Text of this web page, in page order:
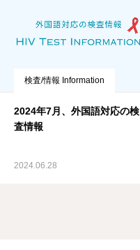
検査/情報 Information
2024年7月、外国語対応の検
査情報
2024.06.28